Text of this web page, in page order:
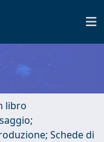
libro
Schede di